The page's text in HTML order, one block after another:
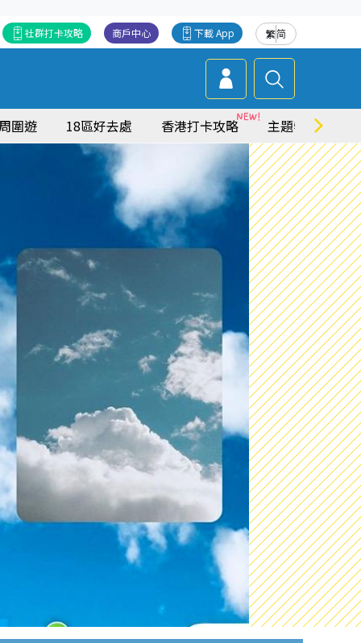
繁简
下載 App
商戶中心
社群打卡攻略
圍遊 18區好去處 香港打卡攻略 主題特集